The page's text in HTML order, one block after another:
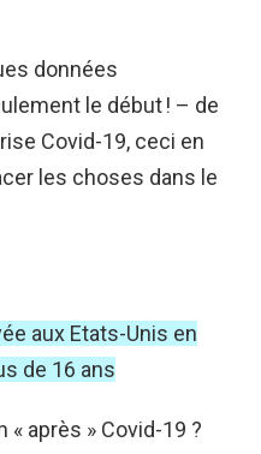
données
le début ! – de
Covid-19, ceci en
les choses dans le
aux Etats-Unis en
de 16 ans